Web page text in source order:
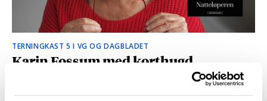
TERNINGKAST 5 I VG OG DAGBLADET
Karin Fossum med korthugd
krimsuksess: «En stor fortelling i et
lite format»